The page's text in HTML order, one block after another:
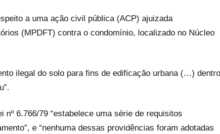
a uma ação civil pública (ACP) ajuizada
(MPDFT) contra o condomínio, localizado no Núcleo
ilegal do solo para fins de edificação urbana (…) dentro
6.766/79 “estabelece uma série de requisitos
e “nenhuma dessas providências foram adotadas